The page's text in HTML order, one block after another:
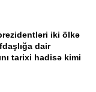
iki ölkə
dair
tarixi hadisə kimi